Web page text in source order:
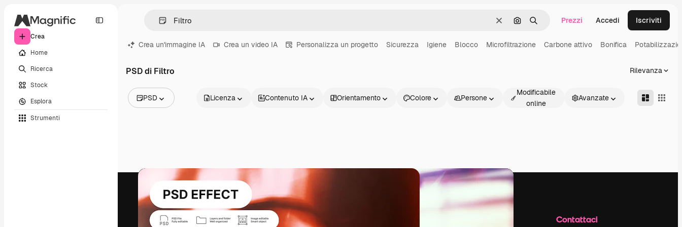
Crea
Home
Ricerca
Stock
Esplora
Strumenti
CancellaCerca per immagine
Ricerca Prezzi Accedi Iscriviti
Crea un'immagine IA Crea un video IA Personalizza un progetto Sicurezza Igiene Blocco Microfiltrazione Carbone attivo Bonifica
PSD di Filtro Rilevanza
PSD
Video
Motion graphic
Modelli di video
Icone
Modelli 3D
Licenza Contenuto IA Orientamento Colore Persone
Modificabile
online
Avanzate
Contattaci